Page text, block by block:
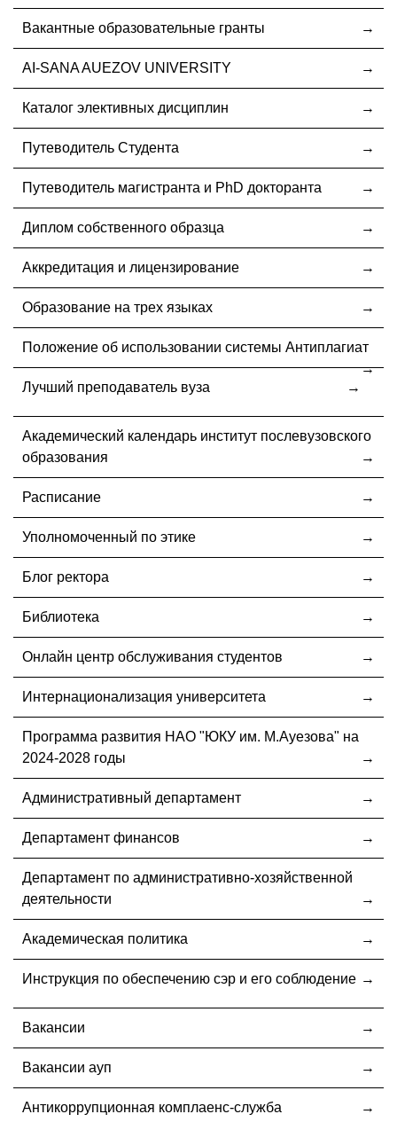
Вакантные образовательные гранты
AI-SANA AUEZOV UNIVERSITY
Каталог элективных дисциплин
Путеводитель Студента
Путеводитель магистранта и PhD докторанта
Диплом собственного образца
Аккредитация и лицензирование
Образование на трех языках
Положение об использовании системы Антиплагиат
Лучший преподаватель вуза
Академический календарь институт послевузовского
образования
Расписание
Уполномоченный по этике
Блог ректора
Библиотека
Онлайн центр обслуживания студентов
Интернационализация университета
Программа развития НАО "ЮКУ им. М.Ауезова" на
2024-2028 годы
Административный департамент
Департамент финансов
Департамент по административно-хозяйственной
деятельности
Академическая политика
Инструкция по обеспечению сэр и его соблюдение
Вакансии
Вакансии ауп
Антикоррупционная комплаенс-служба